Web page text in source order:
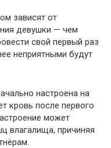
зависят от
девушки — чем
свой первый раз
неприятными будут
настроена на
кровь после первого
может
влагалища, причиняя